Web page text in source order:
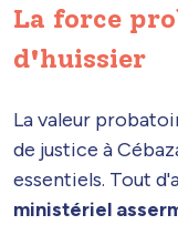
La force
d'huissier
La valeur
de justice à
essentiels. Tout
ministériel